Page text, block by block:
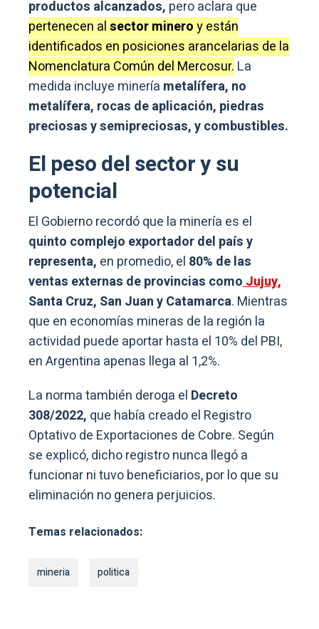
productos alcanzados, pero aclara que
pertenecen alsector mineroy están
identificados en posiciones arancelarias de la
Nomenclatura Común del Mercosur. La
medida incluye minería metalífera, no
metalífera, rocas de aplicación, piedras
preciosas y semipreciosas, y combustibles.
El peso del sector y su
potencial
El Gobierno recordó que la minería es el
quinto complejo exportador del país y
representa, en promedio, el 80% de las
ventas externas de provincias comoJujuy,
Santa Cruz, San Juan y Catamarca. Mientras
que en economías mineras de la región la
actividad puede aportar hasta el 10% del PBI,
en Argentina apenas llega al 1,2%.
La norma también deroga el Decreto
308/2022, que había creado el Registro
Optativo de Exportaciones de Cobre. Según
se explicó, dicho registro nunca llegó a
funcionar ni tuvo beneficiarios, por lo que su
eliminación no genera perjuicios.
Temas relacionados:
mineria politica